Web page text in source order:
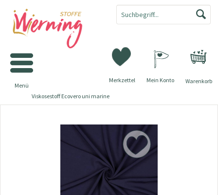
Warenkorb
Merkzettel Mein Konto
Menü
Viskosestoff Ecovero uni marine